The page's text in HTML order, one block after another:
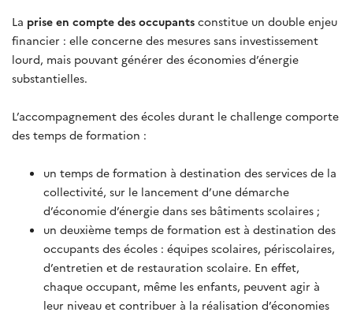
La prise en compte des occupants constitue un double enjeu
financier : elle concerne des mesures sans investissement
lourd, mais pouvant générer des économies d’énergie
substantielles.
L’accompagnement des écoles durant le challenge comporte
des temps de formation :
un temps de formation à destination des services de la
collectivité, sur le lancement d’une démarche
d’économie d’énergie dans ses bâtiments scolaires ;
un deuxième temps de formation est à destination des
occupants des écoles : équipes scolaires, périscolaires,
d’entretien et de restauration scolaire. En effet,
chaque occupant, même les enfants, peuvent agir à
leur niveau et contribuer à la réalisation d’économies